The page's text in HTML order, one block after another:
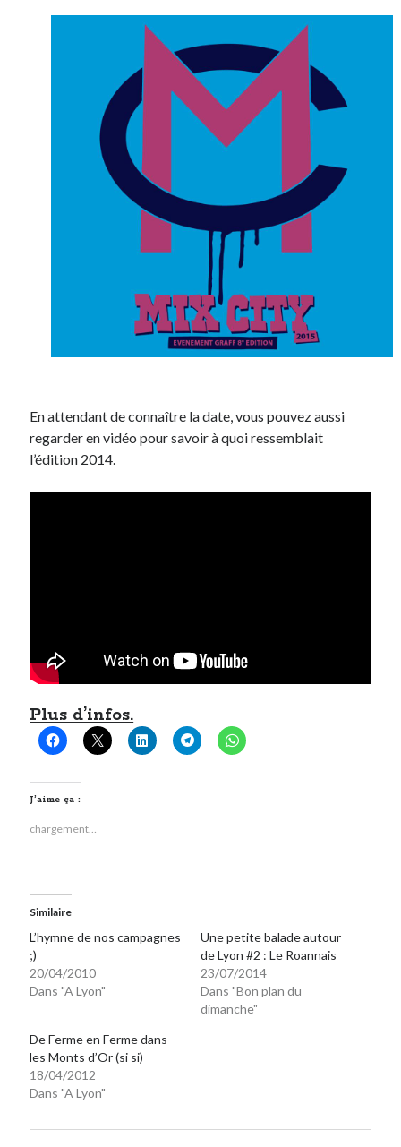
En attendant de connaître la date, vous pouvez aussi
regarder en vidéo pour savoir à quoi ressemblait
l’édition 2014.
Plus d’infos.
J’aime ça :
chargement…
Similaire
L’hymne de nos campagnes
;)
20/04/2010
Dans "A Lyon"
Une petite balade autour
de Lyon #2 : Le Roannais
23/07/2014
Dans "Bon plan du
dimanche"
De Ferme en Ferme dans
les Monts d’Or (si si)
18/04/2012
Dans "A Lyon"